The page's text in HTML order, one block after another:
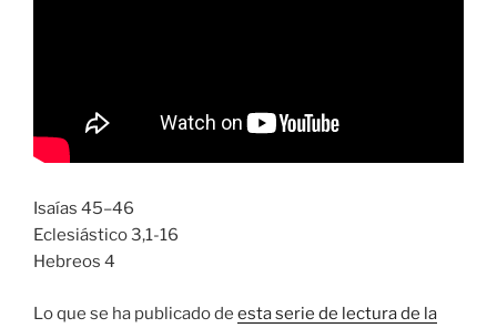
Isaías 45–46
Eclesiástico 3,1-16
Hebreos 4
Lo que se ha publicado de esta serie de lectura de la